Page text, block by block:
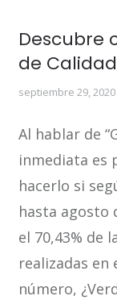
Descubre
de
septiembre 29, 2020
Al hablar de
inmediata es
hacerlo si
hasta agosto
el 70,43% de
realizadas
número,